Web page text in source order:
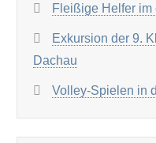
Fleißige Helfer
Exkursion der 9.
Dachau
Volley-Spielen in